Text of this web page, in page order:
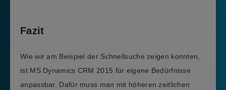
Fazit
Wie wir am Beispiel der Schnellsuche zeigen konnten,
ist MS Dynamics CRM 2015 für eigene Bedürfnisse
anpassbar. Dafür muss man mit höheren zeitlichen